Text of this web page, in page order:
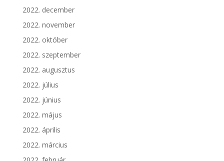
2022. december
2022. november
2022. október
2022. szeptember
2022. augusztus
2022. július
2022. június
2022. május
2022. április
2022. március